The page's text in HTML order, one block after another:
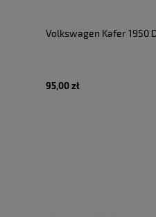
Volkswagen Kafer 1950
95,00 zł